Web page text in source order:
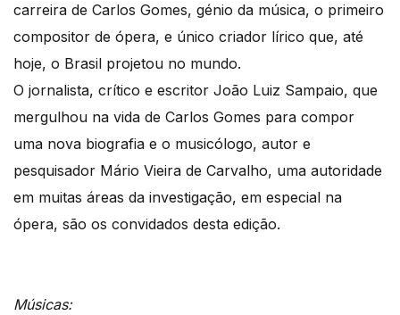
carreira de Carlos Gomes, génio da música, o primeiro
compositor de ópera, e único criador lírico que, até
hoje, o Brasil projetou no mundo.
O jornalista, crítico e escritor João Luiz Sampaio, que
mergulhou na vida de Carlos Gomes para compor
uma nova biografia e o musicólogo, autor e
pesquisador Mário Vieira de Carvalho, uma autoridade
em muitas áreas da investigação, em especial na
ópera, são os convidados desta edição.
Músicas: